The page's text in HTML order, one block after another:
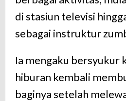
di stasiun televisi
sebagai instruktur
Ia mengaku bersyukur
hiburan kembali
baginya setelah